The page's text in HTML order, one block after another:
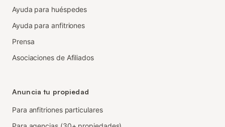
Ayuda para huéspedes
Ayuda para anfitriones
Prensa
Asociaciones de Afiliados
Anuncia tu propiedad
Para anfitriones particulares